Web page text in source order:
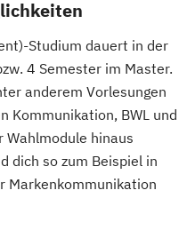
Studium dauert in der
4 Semester im Master.
anderem Vorlesungen
Kommunikation, BWL und
Wahlmodule hinaus
dich so zum Beispiel in
Markenkommunikation